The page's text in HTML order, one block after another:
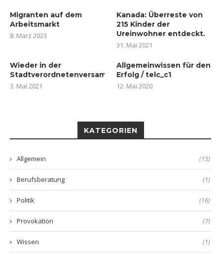
Migranten auf dem
Arbeitsmarkt
8. März 2023
Kanada: Überreste von
215 Kinder der
Ureinwohner entdeckt.
31. Mai 2021
Wieder in der
Stadtverordnetenversammlung
3. Mai 2021
Allgemeinwissen für den
Erfolg / telc_c1
12. Mai 2020
KATEGORIEN
Allgemein (15)
Berufsberatung (1)
Politik (16)
Provokation (7)
Wissen (1)